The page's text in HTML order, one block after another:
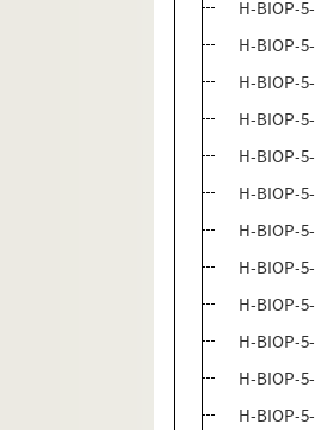
H-BIOP-
H-BIOP-
H-BIOP-
H-BIOP-
H-BIOP-
H-BIOP-
H-BIOP-
H-BIOP-
H-BIOP-
H-BIOP-
H-BIOP-
H-BIOP-